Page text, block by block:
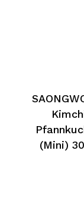
(Mini)